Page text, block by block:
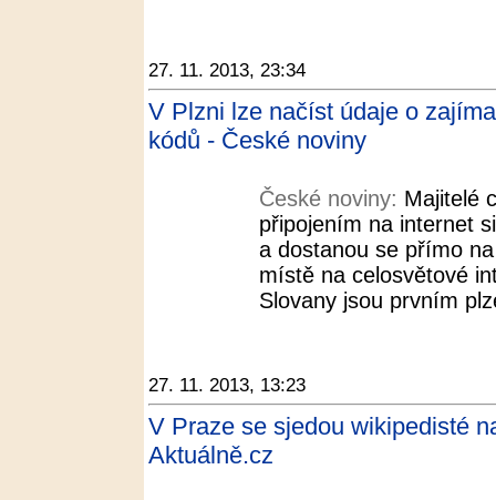
27. 11. 2013, 23:34
V Plzni lze načíst údaje o
kódů - České noviny
České noviny: Majitelé
připojením na internet
a dostanou se přímo
místě na celosvětové
Slovany jsou prvním
27. 11. 2013, 13:23
V Praze se sjedou wikipedisté
Aktuálně.cz